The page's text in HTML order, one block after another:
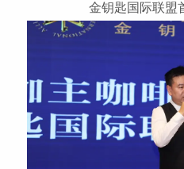
金钥匙国际联盟